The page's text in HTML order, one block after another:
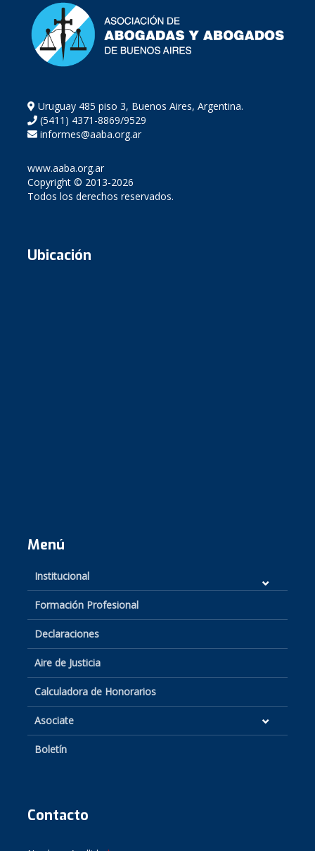
Uruguay 485 piso 3, Buenos Aires, Argentina.
(5411) 4371-8869/9529
informes@aaba.org.ar
www.aaba.org.ar
Copyright © 2013-2026
Todos los derechos reservados.
Ubicación
Menú
Institucional
Formación Profesional
Declaraciones
Aire de Justicia
Calculadora de Honorarios
Asociate
Boletín
Contacto